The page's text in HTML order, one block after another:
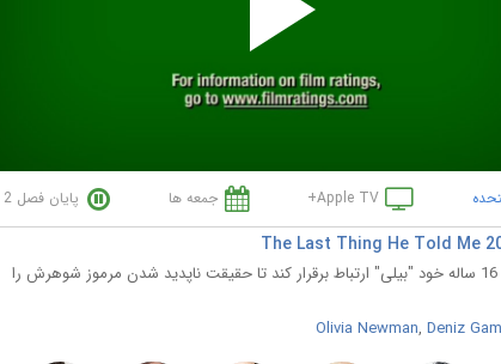
Play
Apple TV+ جمعه ها پایان فصل 2
سریال داستان "هانا" که باید با دخترخوانده 16 ساله‌ خود "بیلی" ارتباط برقرار کند تا حقیقت ناپدید شدن مرموز شوهرش را
Olivia Newman, Deniz